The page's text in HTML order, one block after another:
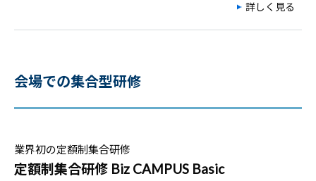
詳しく見る
会場での集合型研修
業界初の定額制集合研修
定額制集合研修 Biz CAMPUS Basic